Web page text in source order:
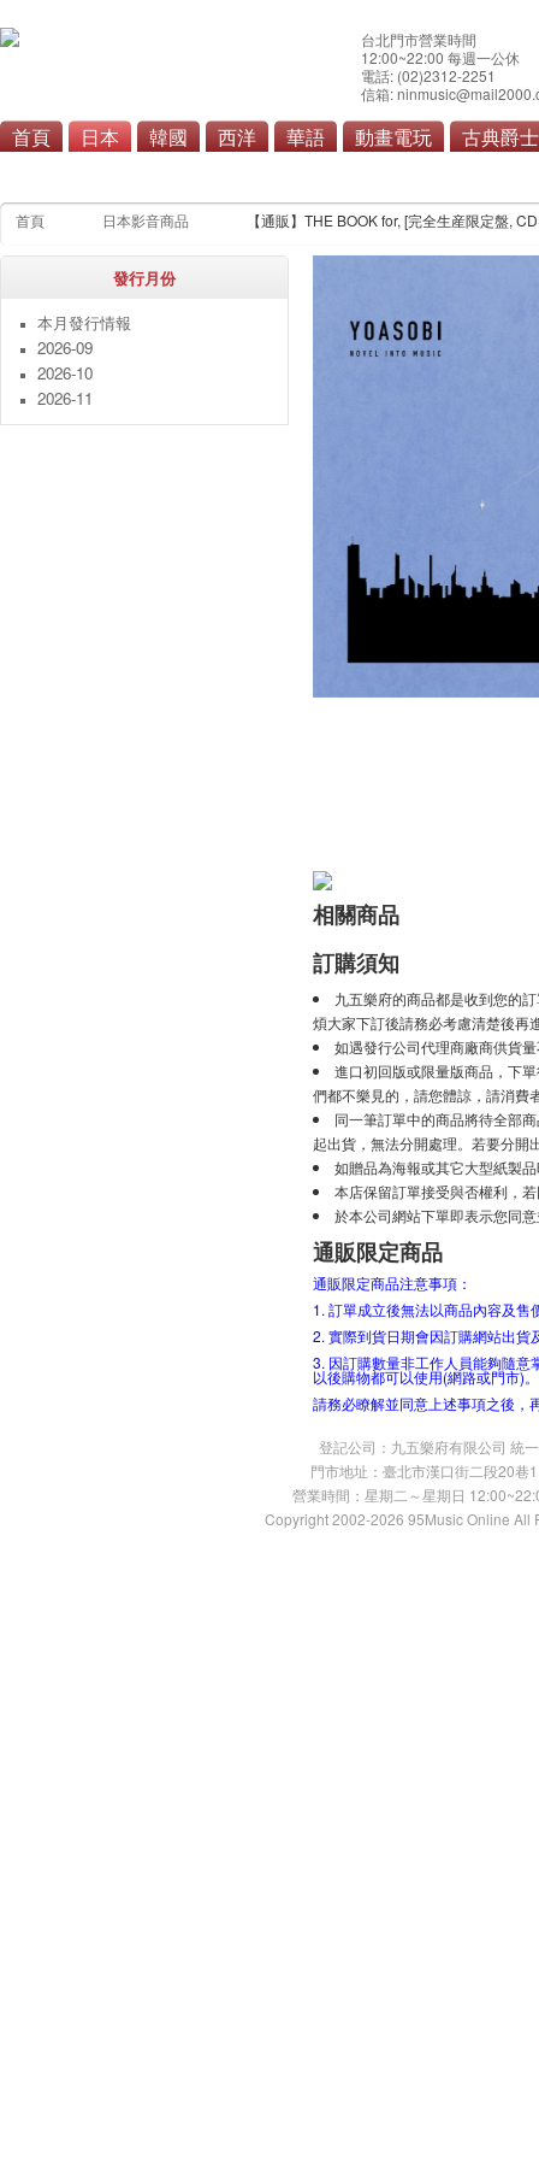
台北門市營業時間
12:00~22:00 每週一公休
電話: (02)2312-2251
信箱:
首頁 日本 韓國 西洋 華語 動畫電玩 古典爵士
首頁 日本影音商品 【通販】THE BOOK for, [完全生産限定盤,
發行月份
本月發行情報
2026-09
2026-10
2026-11
相關商品
訂購須知
九五樂府的商品都是收到您的
煩大家下訂後請務必考慮清楚後再
如遇發行公司代理商廠商供貨
進口初回版或限量版商品，下
們都不樂見的，請您體諒，請消費
同一筆訂單中的商品將待全部
起出貨，無法分開處理。若要分開
如贈品為海報或其它大型紙製
本店保留訂單接受與否權利，
於本公司網站下單即表示您同
通販限定商品
通販限定商品注意事項：
1. 訂單成立後無法以商品內容及
2. 實際到貨日期會因訂購網站出
3. 因訂購數量非工作人員能夠隨
以後購物都可以使用(網路或門市)。
請務必瞭解並同意上述事項之後，
登記公司：九五樂府有限公司 統
門市地址：臺北市漢口街二段20
營業時間：星期二～星期日
Copyright 2002-2026 95Music Online All